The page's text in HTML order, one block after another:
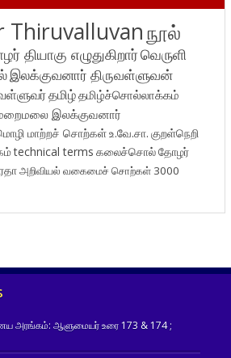
Thiruvalluvanநூல்
தியாகு எழுதுகிறார்வெருளி
இலக்குவனார் திருவள்ளுவன்
தமிழ்தமிழ்ச்சொல்லாக்கம்
இலக்குவனார்
மாற்றச் சொற்கள்உ.வே.சா. குறள்நெறி
technical terms கலைச்சொல்தோழர்
அறிவியல் வகைமைச் சொற்கள் 3000
அரங்கம்: ஆளுமையர் உரை 173 & 174 ;